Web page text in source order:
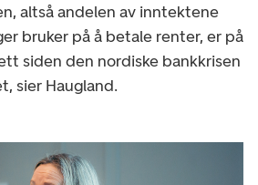
altså andelen av inntektene
bruker på å betale renter, er på
siden den nordiske bankkrisen
sier Haugland.